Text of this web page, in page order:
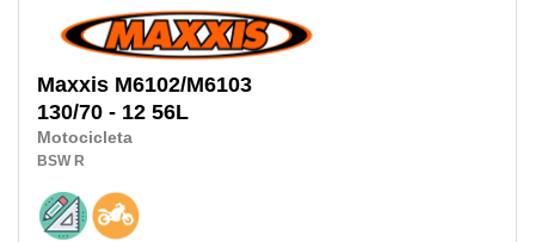
Maxxis M6102/M6103
130/70 - 12 56L
Motocicleta
BSW R